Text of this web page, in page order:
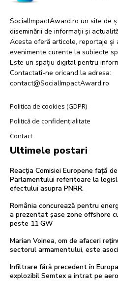
SocialImpactAward.ro un site de
diseminării de informații și
Acesta oferă articole, reportaje și
evenimente curente la subiecte
Este un spațiu digital pentru
Contactati-ne oricand la adresa:
contact@SocialImpactAward.ro
Politica de cookies (GDPR)
Politică de confidențialitate
Contact
Ultimele postari
Reacția Comisiei Europene față
Parlamentului referitoare la
efectului asupra PNRR.
România concurează pentru
a prezentat șase zone offshore
peste 11 GW
Marian Voinea, om de afaceri
sectorul armamentului, este
Infiltrare fără precedent în
explozibil Semtex a intrat pe